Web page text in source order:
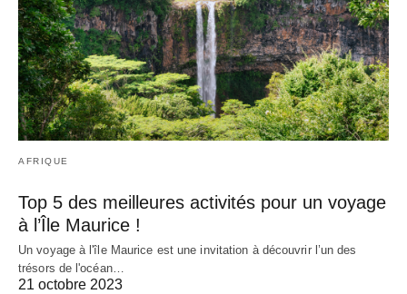
AFRIQUE
Top 5 des meilleures activités pour un voyage
à l’Île Maurice !
Un voyage à l'île Maurice est une invitation à découvrir l’un des
trésors de l'océan…
21 octobre 2023